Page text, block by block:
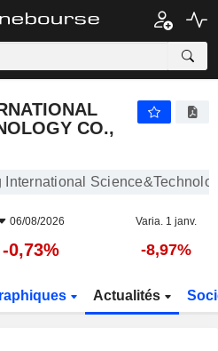
CO.,
06/08/2026 Varia. 1 janv.
-0,73% -8,97%
Actualités